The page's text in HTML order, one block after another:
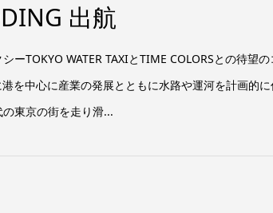
出航
ーTOKYO WATER TAXIとTIME COLORSとの待望の
を中心に産業の発展とともに水路や運河を計画的
東京の街を走り滑...